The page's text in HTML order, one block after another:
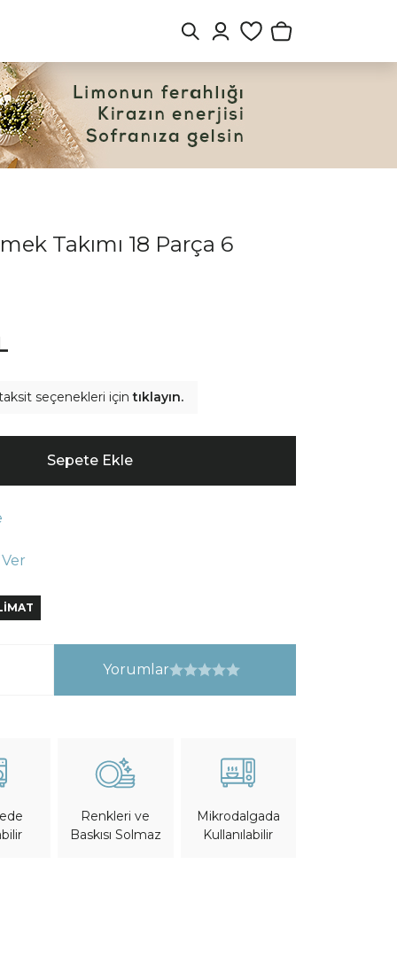
Takımı 18 Parça 6
seçenekleri içintıklayın.
Sepete Ekle
Yorumlar
Renkleri ve
Baskısı Solmaz
Mikrodalgada
Kullanılabilir